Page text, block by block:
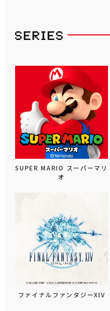
SUPER MARIO スーパーマリ
オ
ファイナルファンタジーXIV